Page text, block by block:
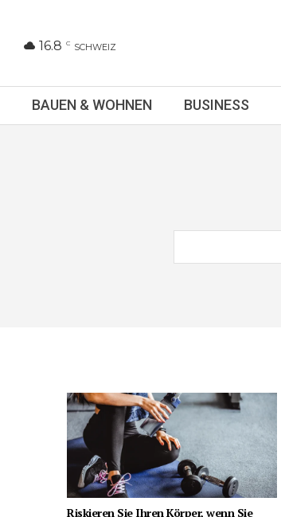
16.8 C SCHWEIZ
BAUEN & WOHNEN BUSINESS
Riskieren Sie Ihren Körper, wenn Sie